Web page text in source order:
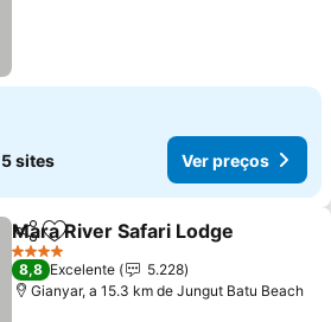
5 sites Ver preços
PartilharAdicionar aos favoritos
Mara River Safari Lodge
4 Estrelas
8,8 Excelente
5.228
Gianyar, a 15.3 km de Jungut Batu Beach